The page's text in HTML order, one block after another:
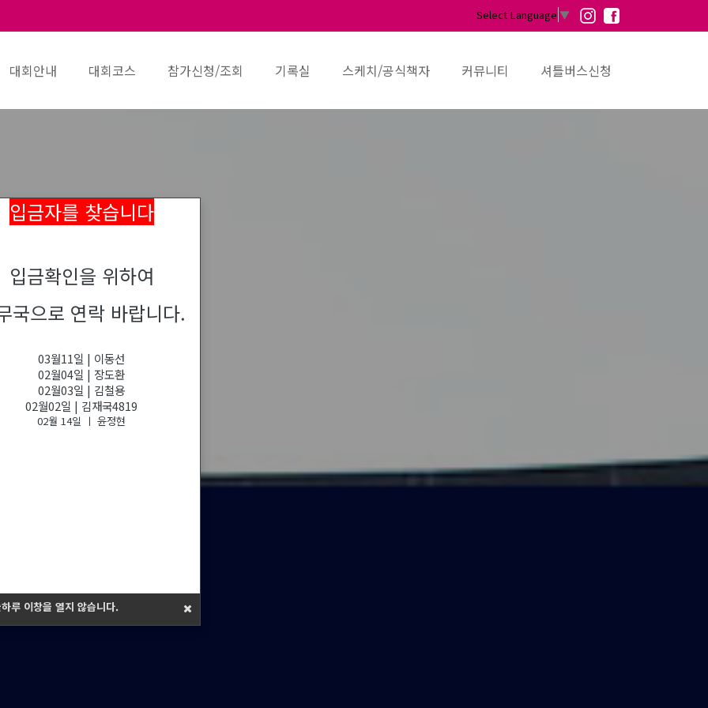
Select Language ▼
대회안내 대회코스 참가신청/조회 기록실 스케치/공식책자 커뮤니티 셔틀버스신청
입금자를 찾습니다
입금확인을 위하여
국으로 연락 바랍니다.
03월11일 | 이동선
02월04일 | 장도환
02월03일 | 김철용
02월02일 | 김재국4819
02월 14일 ㅣ 윤정현
루 이창을 열지 않습니다.